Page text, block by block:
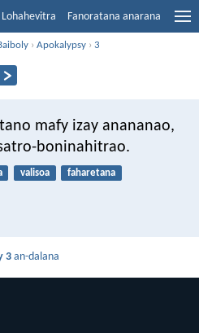
Lohahevitra Fanoratana anarana
›Apokalypsy ›3
mafy izay anananao,
boninahitrao.
valisoa faharetana
3 an-dalana